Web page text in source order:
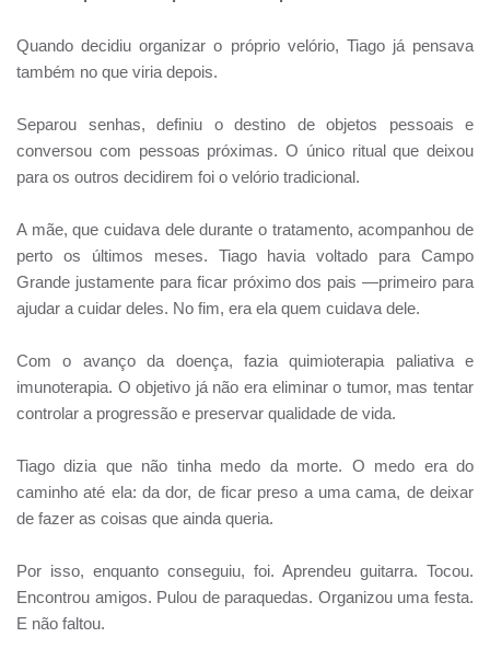
Quando decidiu organizar o próprio velório, Tiago já pensava
também no que viria depois.
Separou senhas, definiu o destino de objetos pessoais e
conversou com pessoas próximas. O único ritual que deixou
para os outros decidirem foi o velório tradicional.
A mãe, que cuidava dele durante o tratamento, acompanhou de
perto os últimos meses. Tiago havia voltado para Campo
Grande justamente para ficar próximo dos pais —primeiro para
ajudar a cuidar deles. No fim, era ela quem cuidava dele.
Com o avanço da doença, fazia quimioterapia paliativa e
imunoterapia. O objetivo já não era eliminar o tumor, mas tentar
controlar a progressão e preservar qualidade de vida.
Tiago dizia que não tinha medo da morte. O medo era do
caminho até ela: da dor, de ficar preso a uma cama, de deixar
de fazer as coisas que ainda queria.
Por isso, enquanto conseguiu, foi. Aprendeu guitarra. Tocou.
Encontrou amigos. Pulou de paraquedas. Organizou uma festa.
E não faltou.